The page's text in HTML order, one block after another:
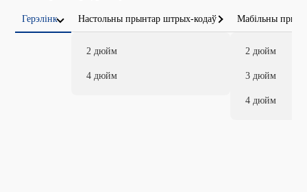
Герэлінк Настольны прынтар штрых-кодаў
2 дюйм
4 дюйм
Мабільны
2 дюйм
3 дюйм
4 дюйм